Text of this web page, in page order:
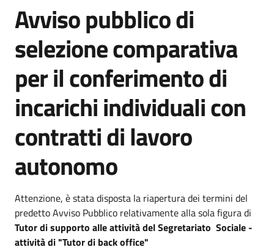
Avviso pubblico di
selezione comparativa
per il conferimento di
incarichi individuali con
contratti di lavoro
autonomo
Dettagli della notizia
Attenzione, è stata disposta la riapertura dei termini del
predetto Avviso Pubblico relativamente alla sola figura di
Tutor di supporto alle attività del Segretariato Sociale -
attività di "Tutor di back office"